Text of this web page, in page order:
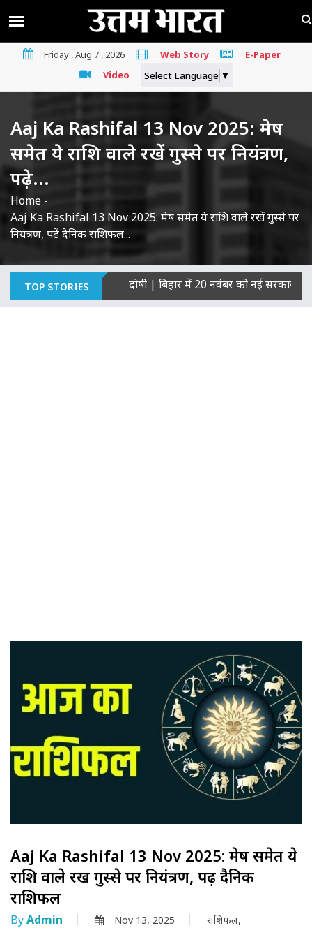
Friday , Aug 7 , 2026 Web Story
E-Paper
Video
Select Language ▼
Aaj Ka Rashifal 13 Nov 2025: मेष
समेत ये राशि वाले रखें गुस्से पर नियंत्रण,
पढ़े...
Home -
Aaj Ka Rashifal 13 Nov 2025: मेष समेत ये राशि वाले रखें गुस्से पर
नियंत्रण, पढ़ें दैनिक राशिफल...
TOP STORIES
का माना दोषी बिहार में 20 नवंबर को नई सरकार का शपथ
Aaj Ka Rashifal 13 Nov 2025: मेष समेत ये
राशि वाले रखें गुस्से पर नियंत्रण, पढ़ें दैनिक
राशिफल
ByAdmin Nov 13, 2025 राशिफल,